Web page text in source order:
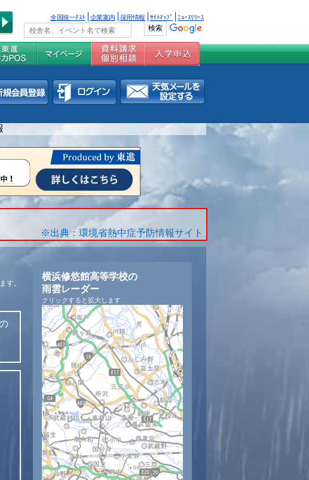
全国統一ﾃｽﾄ 企業案内 採用情報 ｻｲﾄﾏｯﾌﾟ ﾆｭｰｽﾘﾘｰｽ
※出典：環境省熱中症予防情報サイト
す。
横浜修悠館高等学校の
雨雲レーダー
クリックすると拡大します